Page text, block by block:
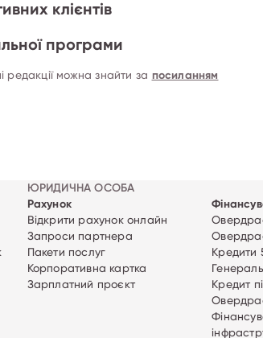
клієнтів
програми
редакції можна знайти за посиланням
ЮРИДИЧНА ОСОБА
Рахунок
Відкрити рахунок онлайн
Запроси партнера
Пакети послуг
Корпоративна картка
Зарплатний проєкт
Кредити
Кредит